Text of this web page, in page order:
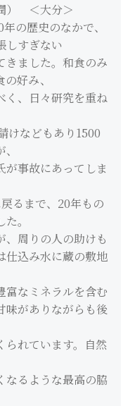
） ＜大分＞
の歴史のなかで、
しすぎない
きました。和食のみ
好み、
く、日々研究を重ね
けなどもあり1500
が事故にあってしま
るまで、20年もの
。
、周りの人の助けも
仕込み水に蔵の敷地
富なミネラルを含む
味がありながらも後
られています。自然
なるような最高の脇